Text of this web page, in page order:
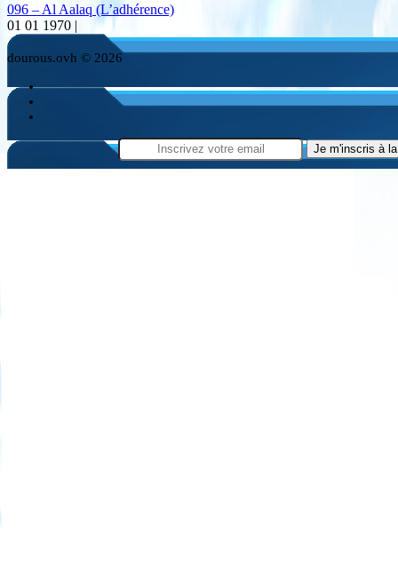
096 – Al Aalaq (L’adhérence)
01 01 1970 |
dourous.ovh © 2026